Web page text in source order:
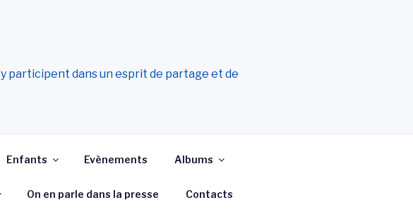
participent dans un esprit de partage et de
Enfants Evènements Albums
On en parle dans la presse Contacts